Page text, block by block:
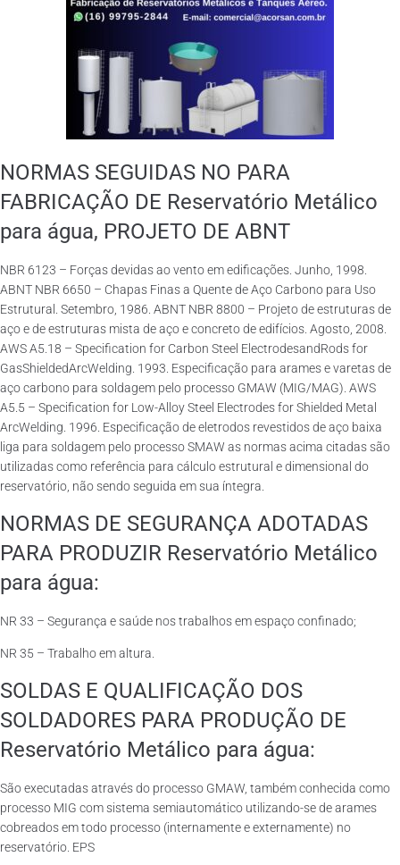
NORMAS SEGUIDAS NO PARA
FABRICAÇÃO DE Reservatório Metálico
para água, PROJETO DE ABNT
NBR 6123 – Forças devidas ao vento em edificações. Junho, 1998.
ABNT NBR 6650 – Chapas Finas a Quente de Aço Carbono para Uso
Estrutural. Setembro, 1986. ABNT NBR 8800 – Projeto de estruturas de
aço e de estruturas mista de aço e concreto de edifícios. Agosto, 2008.
AWS A5.18 – Specification for Carbon Steel ElectrodesandRods for
GasShieldedArcWelding. 1993. Especificação para arames e varetas de
aço carbono para soldagem pelo processo GMAW (MIG/MAG). AWS
A5.5 – Specification for Low-Alloy Steel Electrodes for Shielded Metal
ArcWelding. 1996. Especificação de eletrodos revestidos de aço baixa
liga para soldagem pelo processo SMAW as normas acima citadas são
utilizadas como referência para cálculo estrutural e dimensional do
reservatório, não sendo seguida em sua íntegra.
NORMAS DE SEGURANÇA ADOTADAS
PARA PRODUZIR Reservatório Metálico
para água:
NR 33 – Segurança e saúde nos trabalhos em espaço confinado;
NR 35 – Trabalho em altura.
SOLDAS E QUALIFICAÇÃO DOS
SOLDADORES PARA PRODUÇÃO DE
Reservatório Metálico para água:
São executadas através do processo GMAW, também conhecida como
processo MIG com sistema semiautomático utilizando-se de arames
cobreados em todo processo (internamente e externamente) no
reservatório. EPS